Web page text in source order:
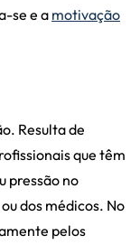
se e a motivação
Resulta de
que têm
pressão no
dos médicos. No
pelos